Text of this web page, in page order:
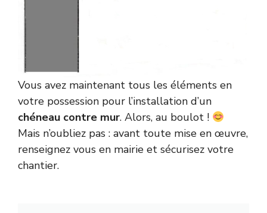
Vous avez maintenant tous les éléments en
votre possession pour l’installation d’un
chéneau contre mur. Alors, au boulot !
Mais n’oubliez pas : avant toute mise en œuvre,
renseignez vous en mairie et sécurisez votre
chantier.